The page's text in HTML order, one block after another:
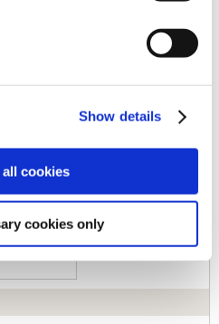
Show details
cookies
cookies only